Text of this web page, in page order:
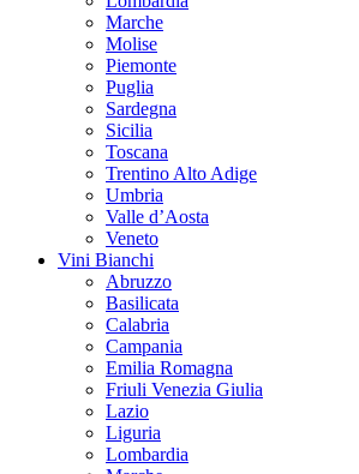
Marche
Molise
Piemonte
Puglia
Sardegna
Sicilia
Toscana
Trentino Alto Adige
Umbria
Valle d’Aosta
Veneto
Vini Bianchi
Abruzzo
Basilicata
Calabria
Campania
Emilia Romagna
Friuli Venezia Giulia
Lazio
Liguria
Lombardia